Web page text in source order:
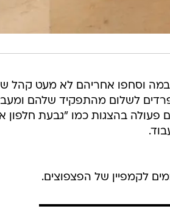
23 שנים בהן כיכבו על הבמה וסחפו אחריהם לא מעט
לשלום מהתפקיד שלהם
פעולה בהצגות כמו "גבעת חלפון
לקמפיין של הפצפוצים.